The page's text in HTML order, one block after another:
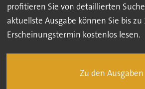
profitieren Sie von detaillierten
aktuellste Ausgabe können Sie bis zu
Erscheinungstermin kostenlos lesen.
Zu den Ausgaben